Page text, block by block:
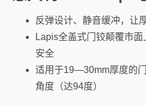
反弹设计、静音缓冲，让
Lapis全盖式门铰颠覆市
安全
适用于19—30mm厚度的
角度（达94度）